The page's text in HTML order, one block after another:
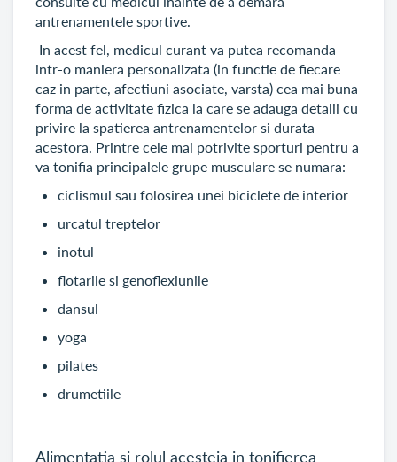
antrenamentele sportive.
In acest fel, medicul curant va putea recomanda
intr-o maniera personalizata (in functie de fiecare
caz in parte, afectiuni asociate, varsta) cea mai buna
forma de activitate fizica la care se adauga detalii cu
privire la spatierea antrenamentelor si durata
acestora. Printre cele mai potrivite sporturi pentru a
va tonifia principalele grupe musculare se numara:
ciclismul sau folosirea unei biciclete de interior
urcatul treptelor
inotul
flotarile si genoflexiunile
dansul
yoga
pilates
drumetiile
Alimentatia si rolul acesteia in tonifierea